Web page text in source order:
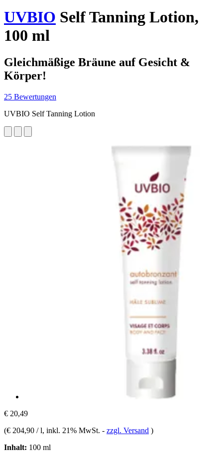
UVBIO Self Tanning Lotion,
100 ml
Gleichmäßige Bräune auf Gesicht &
Körper!
25 Bewertungen
UVBIO Self Tanning Lotion
€ 20,49
(€ 204,90 / l, inkl. 21% MwSt. - zzgl. Versand )
Inhalt: 100 ml